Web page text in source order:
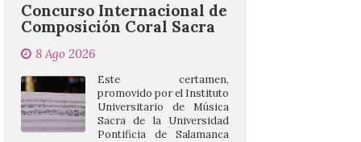
Este certamen,
promovido por el Instituto
Pontificia de Salamanca
(UPSA), premiará composiciones
inéditas, destinadas a coro, con un
premio de 3.000 euros. Las candidaturas
podrán presentarse hasta el 30 de